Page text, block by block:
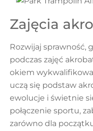
Zajęcia
Rozwijaj sprawność,
podczas zajęć
okiem
uczą się podstaw
ewolucje i świetnie
połączenie sportu,
zarówno dla